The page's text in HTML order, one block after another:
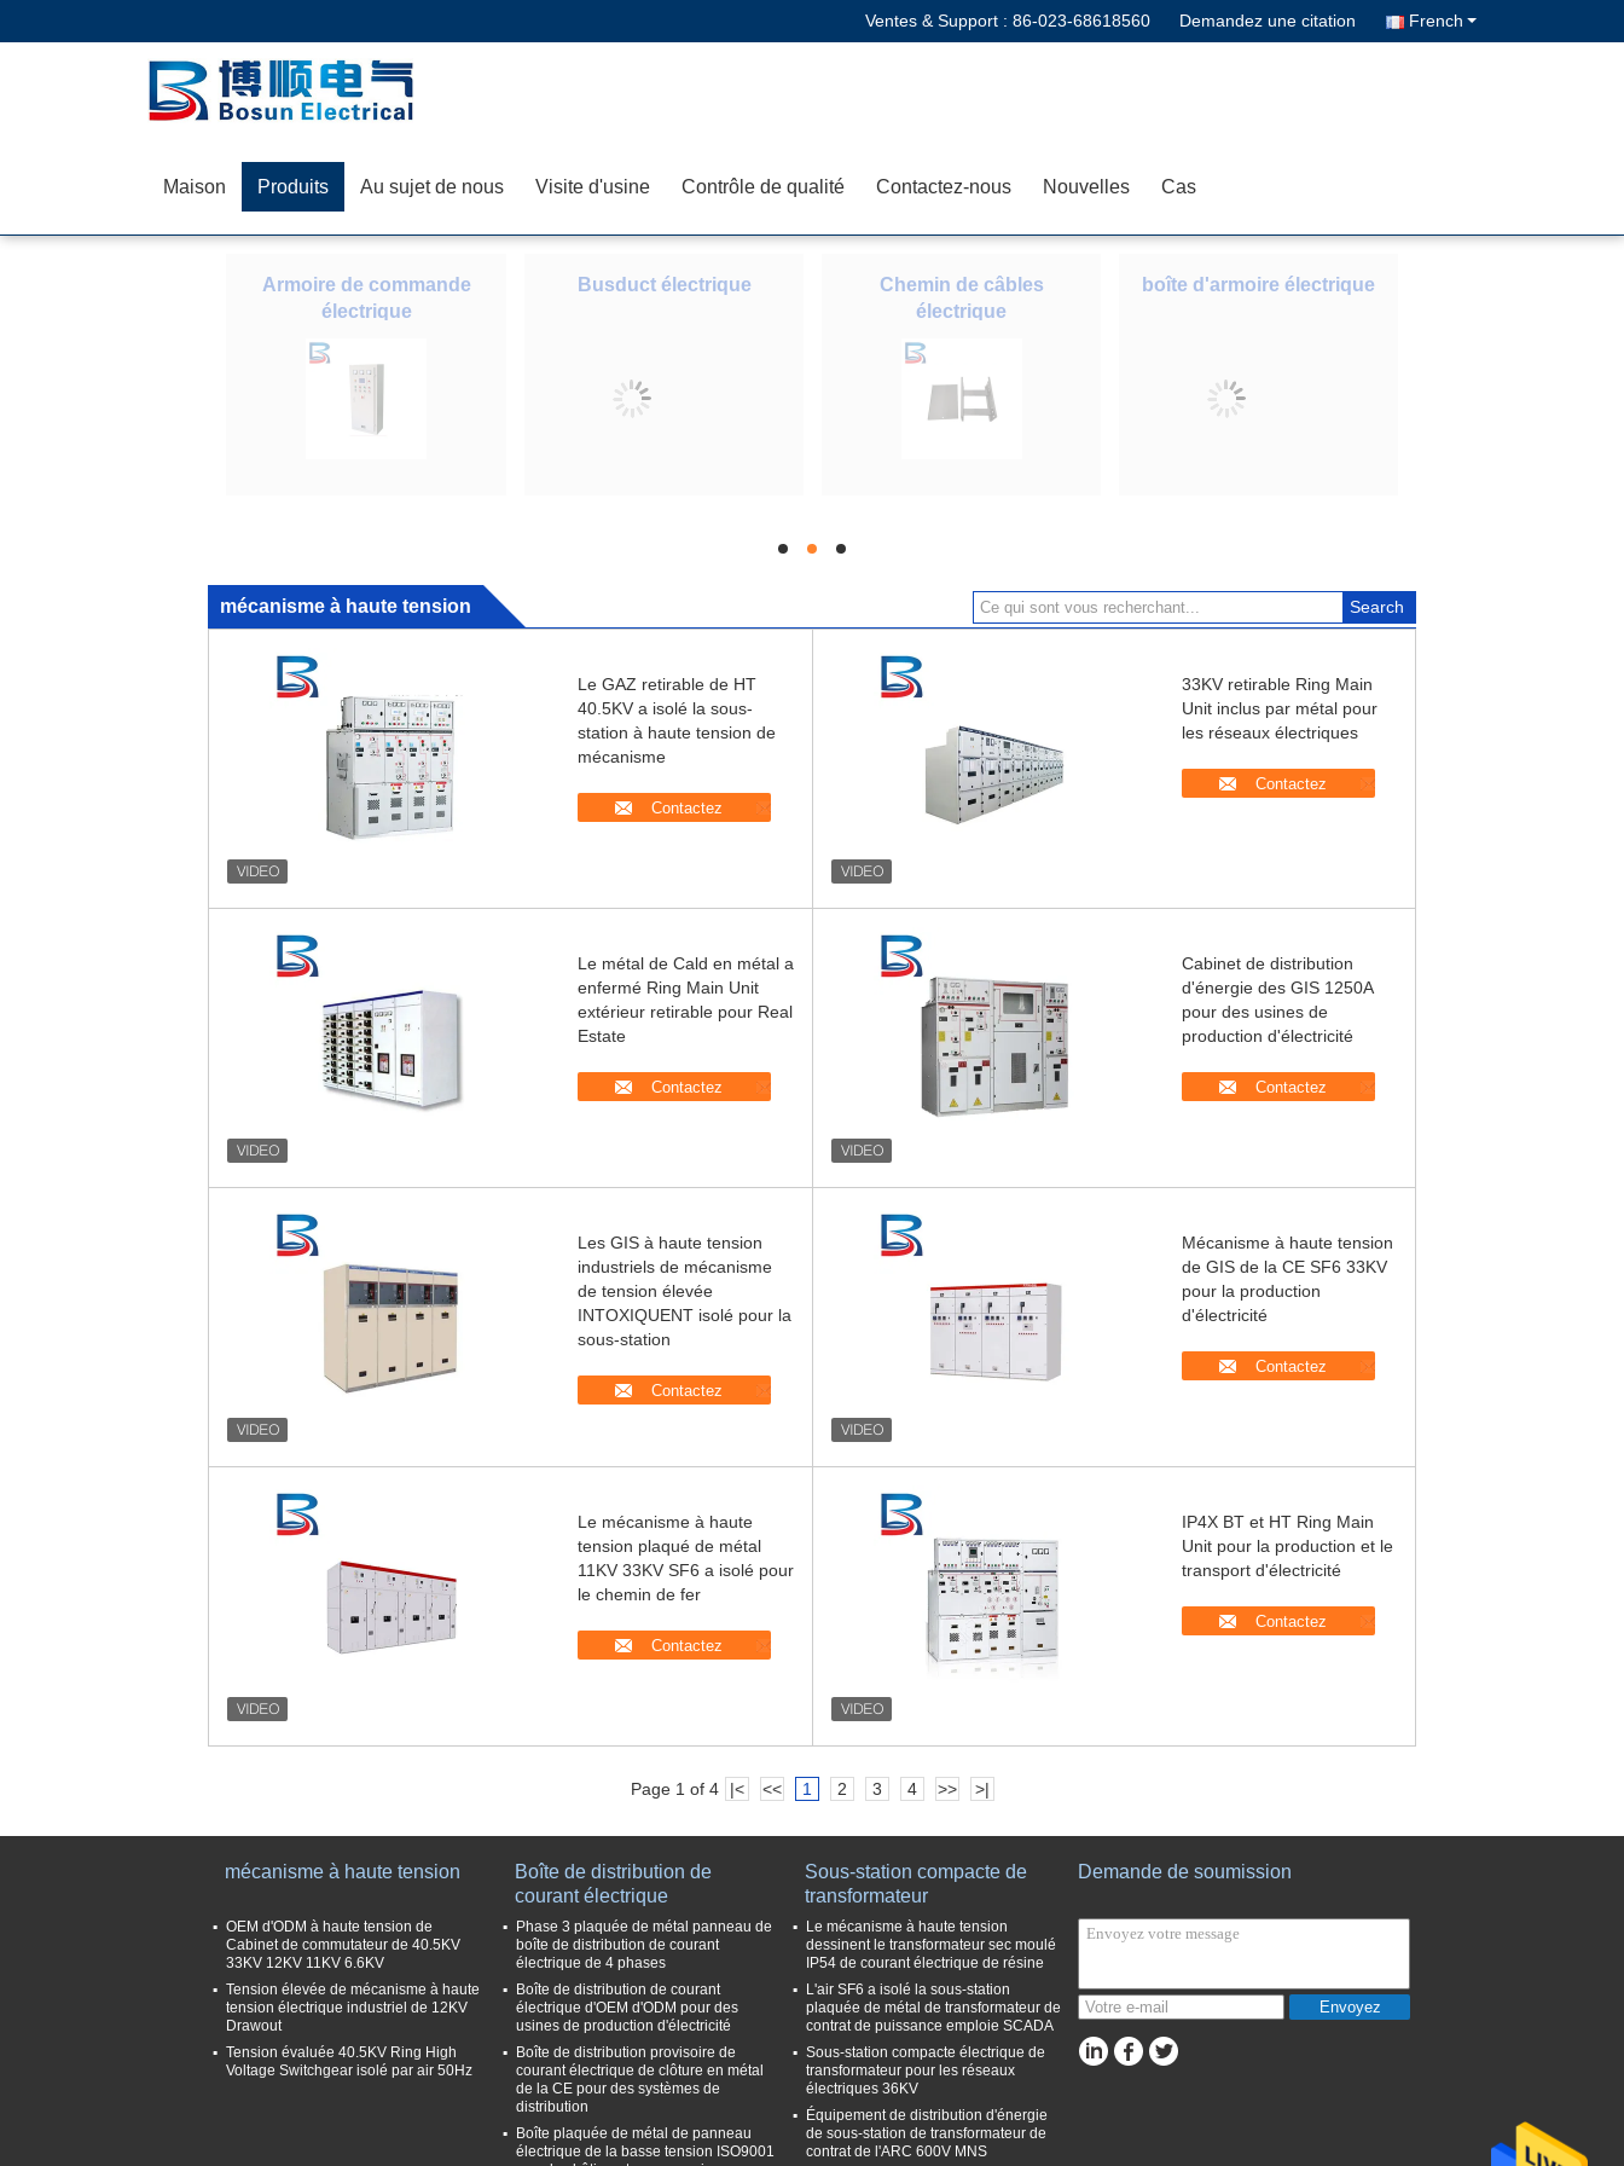
Ventes & Support : 86-023-68618560 Demandez une citation French
Maison Produits Au sujet de nous Visite d'usine Contrôle de qualité Contactez-nous Nouvelles Cas
Armoire de commande
électrique
Busduct électrique
Chemin de câbles
électrique
boîte d'armoire électrique
hd hd hd
mécanisme à haute tension
Le GAZ retirable de HT
40.5KV a isolé la sous-
station à haute tension de
mécanisme
Contactez
33KV retirable Ring Main
Unit inclus par métal pour
les réseaux électriques
Contactez
Le métal de Cald en métal a
enfermé Ring Main Unit
extérieur retirable pour Real
Estate
Contactez
Cabinet de distribution
d'énergie des GIS 1250A
pour des usines de
production d'électricité
Contactez
Les GIS à haute tension
industriels de mécanisme
de tension élevée
INTOXIQUENT isolé pour la
sous-station
Contactez
Mécanisme à haute tension
de GIS de la CE SF6 33KV
pour la production
d'électricité
Contactez
Le mécanisme à haute
tension plaqué de métal
11KV 33KV SF6 a isolé pour
le chemin de fer
Contactez
IP4X BT et HT Ring Main
Unit pour la production et le
transport d'électricité
Contactez
Page 1 of 4 |< << 1 2 3 4 >> >|
mécanisme à haute tension
OEM d'ODM à haute tension de
Cabinet de commutateur de 40.5KV
33KV 12KV 11KV 6.6KV
Tension élevée de mécanisme à haute
tension électrique industriel de 12KV
Drawout
Tension évaluée 40.5KV Ring High
Voltage Switchgear isolé par air 50Hz
Boîte de distribution de
courant électrique
Phase 3 plaquée de métal panneau de
boîte de distribution de courant
électrique de 4 phases
Boîte de distribution de courant
électrique d'OEM d'ODM pour des
usines de production d'électricité
Boîte de distribution provisoire de
courant électrique de clôture en métal
de la CE pour des systèmes de
distribution
Boîte plaquée de métal de panneau
électrique de la basse tension ISO9001
Sous-station compacte de
transformateur
Le mécanisme à haute tension
dessinent le transformateur sec moulé
IP54 de courant électrique de résine
L'air SF6 a isolé la sous-station
plaquée de métal de transformateur de
contrat de puissance emploie SCADA
Sous-station compacte électrique de
transformateur pour les réseaux
électriques 36KV
Équipement de distribution d'énergie
de sous-station de transformateur de
contrat de l'ARC 600V MNS
Demande de soumission
Envoyez